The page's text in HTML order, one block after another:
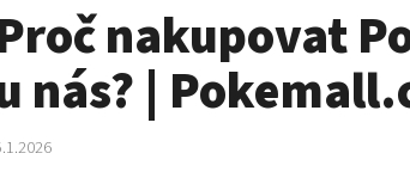
nakupovat
nás? |
DOPORUČUJEME